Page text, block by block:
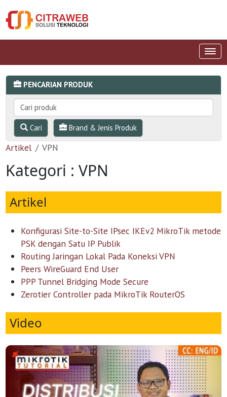
PENCARIAN PRODUK
Cari Brand & Jenis Produk
Artikel VPN
Kategori : VPN
Artikel
Konfigurasi Site-to-Site IPsec IKEv2 MikroTik metode
PSK dengan Satu IP Publik
Routing Jaringan Lokal Pada Koneksi VPN
Peers WireGuard End User
PPP Tunnel Bridging Mode Secure
Zerotier Controller pada MikroTik RouterOS
Video